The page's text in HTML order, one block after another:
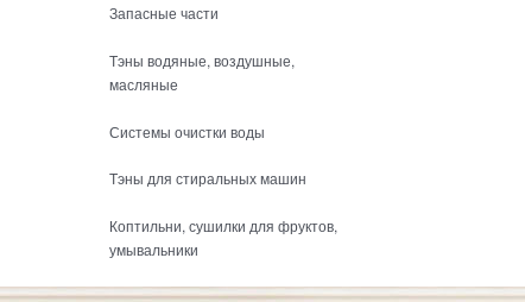
Запасные части
Тэны водяные, воздушные,
масляные
Системы очистки воды
Тэны для стиральных машин
Коптильни, сушилки для фруктов,
умывальники